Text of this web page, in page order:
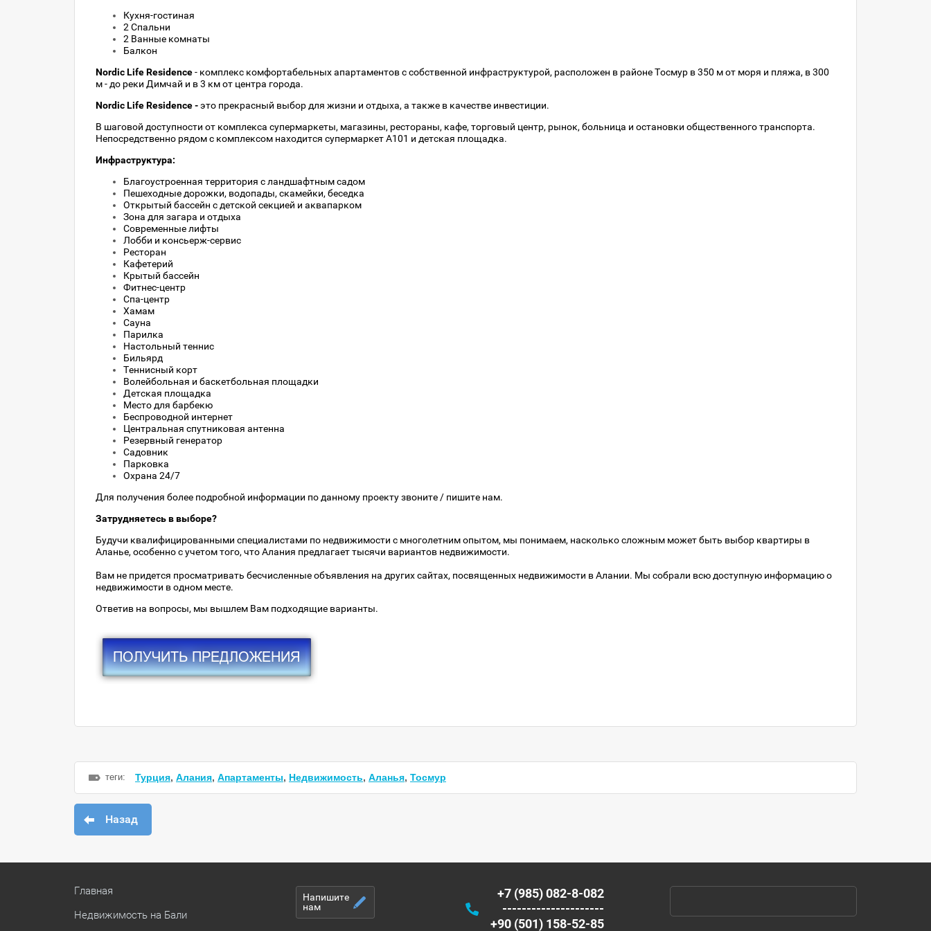
Кухня-гостиная
2 Спальни
2 Ванные комнаты
Балкон
Nordic Life Residence- комплекс комфортабельных апартаментов с собственной инфраструктурой, расположен в районе Тосмур в 350 м от моря и пляжа, в 300
м - до реки Димчай и в 3 км от центра города.
Nordic Life Residence -это прекрасный выбор для жизни и отдыха, а также в качестве инвестиции.
В шаговой доступности от комплекса супермаркеты, магазины, рестораны, кафе, торговый центр, рынок, больница и остановки общественного транспорта.
Непосредственно рядом с комплексом находится супермаркет A101 и детская площадка.
Инфраструктура:
Благоустроенная территория с ландшафтным садом
Пешеходные дорожки, водопады, скамейки, беседка
Открытый бассейн с детской секцией и аквапарком
Зона для загара и отдыха
Современные лифты
Лобби и консьерж-сервис
Ресторан
Кафетерий
Крытый бассейн
Фитнес-центр
Спа-центр
Хамам
Сауна
Парилка
Настольный теннис
Бильярд
Теннисный корт
Волейбольная и баскетбольная площадки
Детская площадка
Место для барбекю
Беспроводной интернет
Центральная спутниковая антенна
Резервный генератор
Садовник
Парковка
Охрана 24/7
Для получения более подробной информации по данному проекту звоните / пишите нам.
Затрудняетесь в выборе?
Будучи квалифицированными специалистами по недвижимости с многолетним опытом, мы понимаем, насколько сложным может быть выбор квартиры в
Аланье, особенно с учетом того, что Алания предлагает тысячи вариантов недвижимости.
Вам не придется просматривать бесчисленные объявления на других сайтах, посвященных недвижимости в Алании. Мы собрали всю доступную информацию о
недвижимости в одном месте.
Ответив на вопросы, мы вышлем Вам подходящие варианты.
теги: Турция, Алания, Апартаменты, Недвижимость, Аланья, Тосмур
Назад
Главная
Недвижимость на Бали
Напишите
нам
+7 (985) 082-8-082
---------------------
+90 (501) 158-52-85